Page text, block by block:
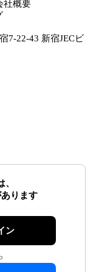
社概要
7-22-43 新宿JECビ
ります
ン